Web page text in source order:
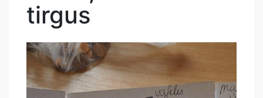
tirgus